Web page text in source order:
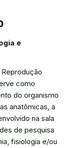
e
como
do organismo
anatômicas, a
na sala
de pesquisa
fisiologia e/ou